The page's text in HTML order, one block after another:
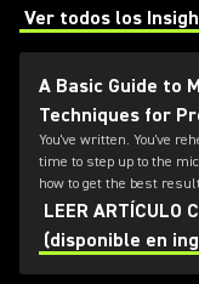
Ver todos los
(Opens in a new
A Basic Guide to
Techniques for
You've written. You've
time to step up to the
how to get the best
types of presentation
LEER ARTÍCULO
(disponible en